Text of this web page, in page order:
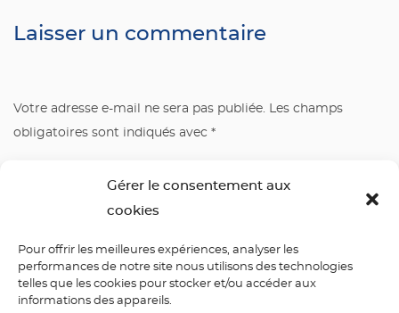
Gérer le consentement aux
cookies
Pour offrir les meilleures expériences, analyser les
performances de notre site nous utilisons des technologies
telles que les cookies pour stocker et/ou accéder aux
informations des appareils.
Laisser un commentaire
Votre adresse e-mail ne sera pas publiée. Les champs
obligatoires sont indiqués avec *
Commentaire*